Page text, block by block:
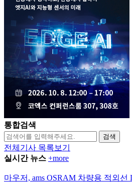
통합검색
검색
전체기사 목록보기
실시간 뉴스 +more
마우저, ams OSRAM 차량용 적외선